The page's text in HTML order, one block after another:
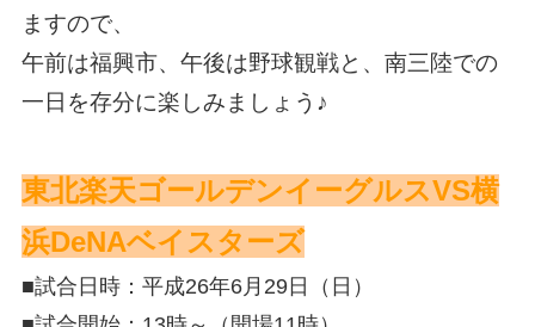
ますので、
午前は福興市、午後は野球観戦と、南三陸での
一日を存分に楽しみましょう♪
東北楽天ゴールデンイーグルスVS横
浜DeNAベイスターズ
■試合日時：平成26年6月29日（日）